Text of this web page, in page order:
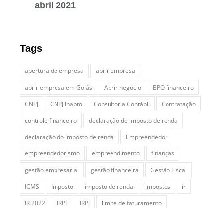
abril 2021
Tags
abertura de empresa
abrir empresa
abrir empresa em Goiás
Abrir negócio
BPO financeiro
CNPJ
CNPJ inapto Consultoria Contábil
Contratação
controle financeiro
declaração de imposto de renda
declaração do imposto de renda
Empreendedor
empreendedorismo
empreendimento
finanças
gestão empresarial
gestão financeira
Gestão Fiscal
ICMS
Imposto imposto de renda impostos
ir
IR 2022
IRPF IRPJ
limite de faturamento